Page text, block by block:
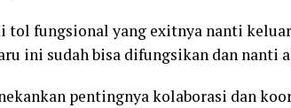
tol fungsional yang exitnya nanti
ini sudah bisa difungsikan dan nanti
pentingnya kolaborasi dan